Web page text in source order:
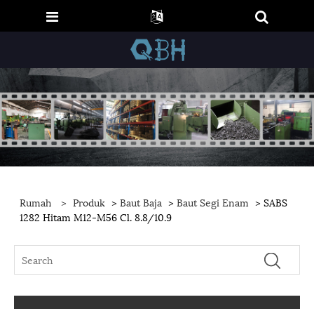
Rumah > Produk >Baut Baja >Baut Segi Enam > SABS
1282 Hitam M12-M56 Cl. 8.8/10.9